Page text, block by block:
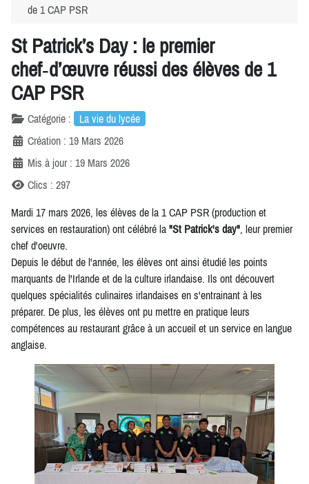
de 1 CAP PSR
St Patrick’s Day : le premier
chef‑d’œuvre réussi des élèves de 1
CAP PSR
Catégorie :
La vie du lycée
Création : 19 Mars 2026
Mis à jour : 19 Mars 2026
Clics : 297
Mardi 17 mars 2026, les élèves de la 1 CAP PSR (production et
services en restauration) ont célébré la "St Patrick's day", leur premier
chef d'oeuvre.
Depuis le début de l'année, les élèves ont ainsi étudié les points
marquants de l'Irlande et de la culture irlandaise. Ils ont découvert
quelques spécialités culinaires irlandaises en s'entrainant à les
préparer. De plus, les élèves ont pu mettre en pratique leurs
compétences au restaurant grâce à un accueil et un service en langue
anglaise.